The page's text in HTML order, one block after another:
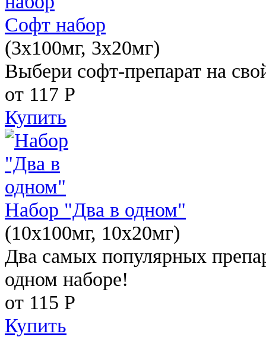
Софт набор
(3x100мг, 3x20мг)
Выбери софт-препарат на
от 117 Р
Купить
Набор "Два в одном"
(10x100мг, 10x20мг)
Два самых популярных
одном наборе!
от 115 Р
Купить